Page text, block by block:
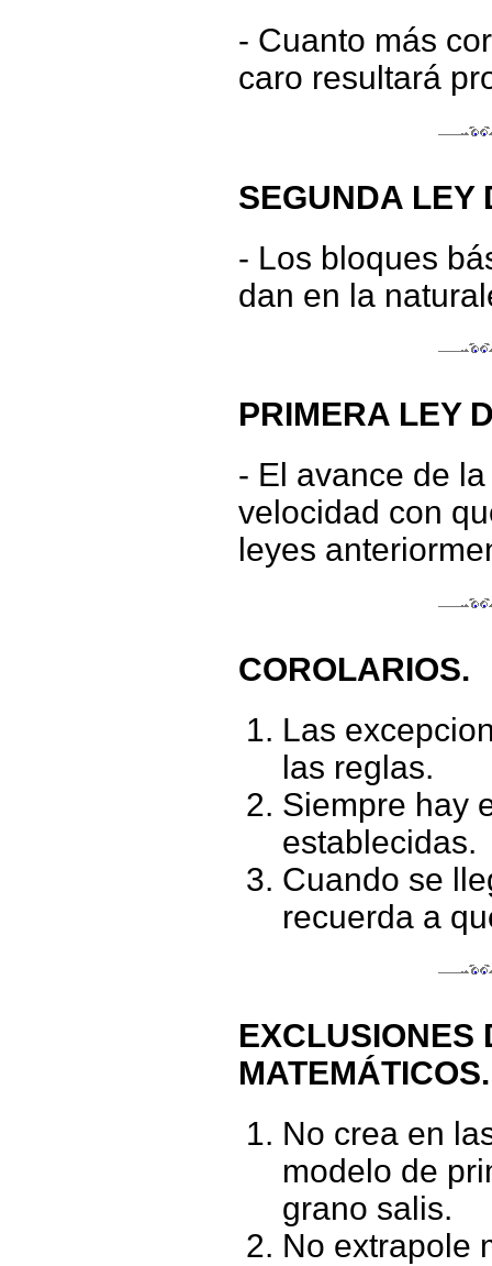
- Cuanto más
caro resultará
SEGUNDA LEY
- Los bloques
dan en la
PRIMERA LEY
- El avance de
velocidad con
leyes
COROLARIOS.
Las
las reglas.
Siempre hay
establecidas.
Cuando se
recuerda a
EXCLUSIONES
MATEMÁTICOS.
No crea en
modelo de
grano salis.
No extrapole